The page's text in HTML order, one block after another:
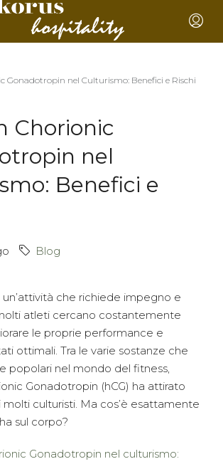
Gonadotropin nel Culturismo: Benefici e Rischi
Chorionic
nel
Benefici e
Blog
un’attività che richiede impegno e
atleti cercano costantemente
le proprie performance e
ottimali. Tra le varie sostanze che
popolari nel mondo del fitness,
Gonadotropin (hCG) ha attirato
molti culturisti. Ma cos’è esattamente
sul corpo?
Gonadotropin nel culturismo: